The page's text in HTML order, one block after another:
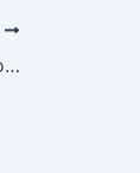
Επίσκεψη στην 11η Έκθεση Ορθόδοξου Χριστιανικού Βιβλίου και στην Εθνική Πινακοθήκη